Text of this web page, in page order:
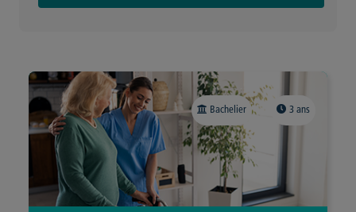
Bachelier 3 ans